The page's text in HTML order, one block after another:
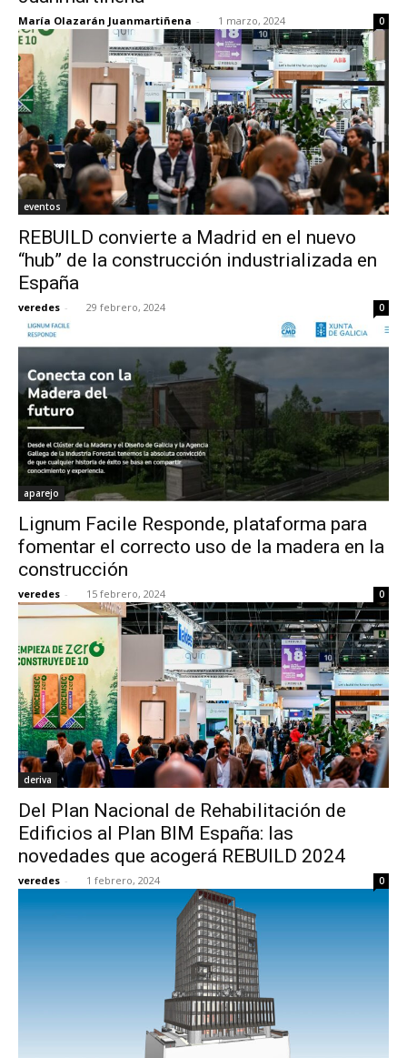
María Olazarán Juanmartiñena - 1 marzo, 2024 0
eventos
REBUILD convierte a Madrid en el nuevo
“hub” de la construcción industrializada en
España
veredes - 29 febrero, 2024 0
aparejo
Lignum Facile Responde, plataforma para
fomentar el correcto uso de la madera en la
construcción
veredes - 15 febrero, 2024 0
deriva
Del Plan Nacional de Rehabilitación de
Edificios al Plan BIM España: las
novedades que acogerá REBUILD 2024
veredes - 1 febrero, 2024 0